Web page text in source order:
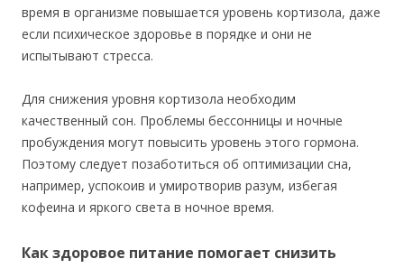
время в организме повышается уровень кортизола, даже
если психическое здоровье в порядке и они не
испытывают стресса.
Для снижения уровня кортизола необходим
качественный сон. Проблемы бессонницы и ночные
пробуждения могут повысить уровень этого гормона.
Поэтому следует позаботиться об оптимизации сна,
например, успокоив и умиротворив разум, избегая
кофеина и яркого света в ночное время.
Как здоровое питание помогает снизить